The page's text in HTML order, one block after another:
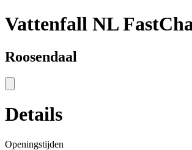
Vattenfall NL
Roosendaal
Details
Openingstijden